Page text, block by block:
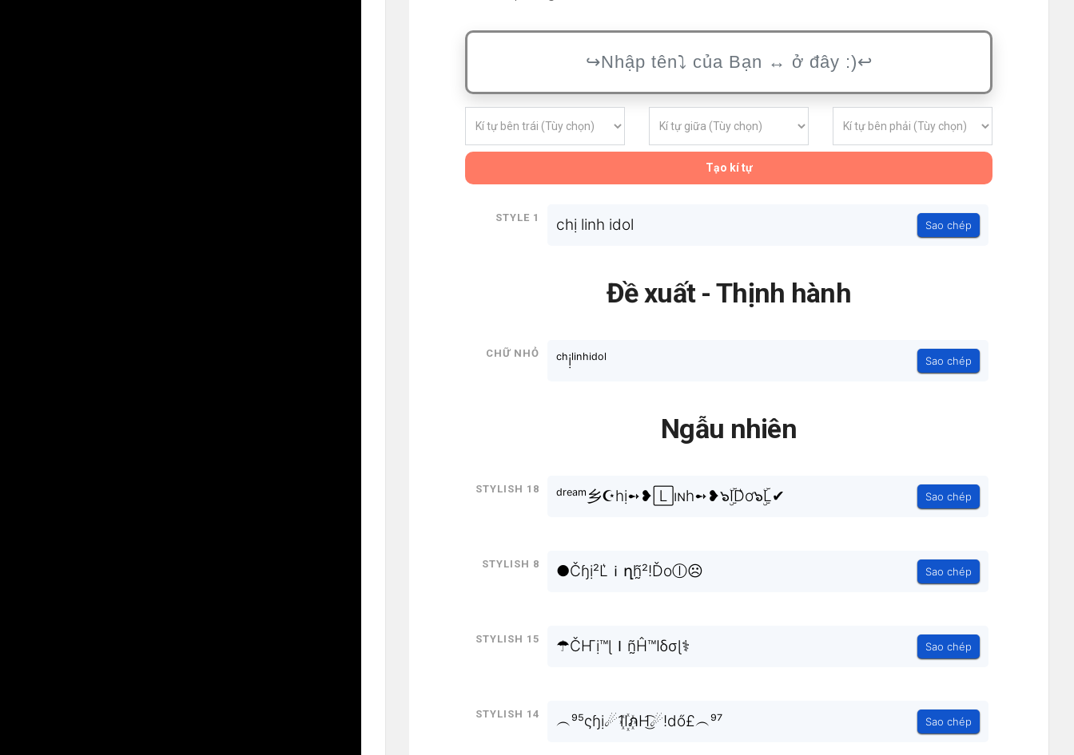
Tạo kí tự
Style 1 chị linh idol Sao chép
Đề xuất - Thịnh hành
Chữ nhỏ ᶜʰịˡⁱⁿʰⁱᵈᵒˡ Sao chép
Ngẫu nhiên
Stylish 18 ᵈʳᵉᵃᵐ乡☪hị➻❥🄻ıɴh➻❥๖ۣۜID͛ơ๖ۣۜL✔ Sao chép
Stylish 8 ●Čɧị²L͛ｉղh̰̃²!Ďoⓛ☹ Sao chép
Stylish 15 ☂ČҤị™ɭＩñ̰Ĥ™Iδσɭ⚕ Sao chép
Stylish 14 ︵⁹⁵ςɧị☄1I꙰ภH͜͡☄!dő£︵⁹⁷ Sao chép